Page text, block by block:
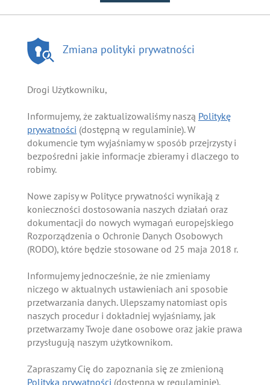
Zmiana polityki prywatności
Drogi Użytkowniku,
Informujemy, że zaktualizowaliśmy naszą Politykę
prywatności (dostępną w regulaminie). W
dokumencie tym wyjaśniamy w sposób przejrzysty i
bezpośredni jakie informacje zbieramy i dlaczego to
robimy.
Nowe zapisy w Polityce prywatności wynikają z
konieczności dostosowania naszych działań oraz
dokumentacji do nowych wymagań europejskiego
Rozporządzenia o Ochronie Danych Osobowych
(RODO), które będzie stosowane od 25 maja 2018 r.
Informujemy jednocześnie, że nie zmieniamy
niczego w aktualnych ustawieniach ani sposobie
przetwarzania danych. Ulepszamy natomiast opis
naszych procedur i dokładniej wyjaśniamy, jak
przetwarzamy Twoje dane osobowe oraz jakie prawa
przysługują naszym użytkownikom.
Zapraszamy Cię do zapoznania się ze zmienioną
Polityką prywatności (dostępną w regulaminie).